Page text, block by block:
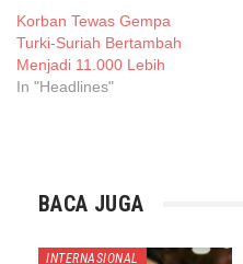
Korban Tewas Gempa
Turki-Suriah Bertambah
Menjadi 11.000 Lebih
In "Headlines"
BACA JUGA
INTERNASIONAL